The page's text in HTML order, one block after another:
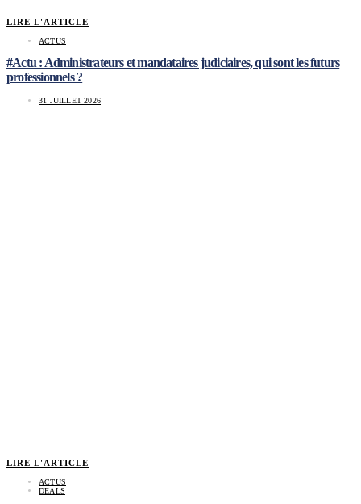
LIRE L'ARTICLE
ACTUS
#Actu : Administrateurs et mandataires judiciaires, qui sont les futurs
professionnels ?
31 JUILLET 2026
LIRE L'ARTICLE
ACTUS
DEALS